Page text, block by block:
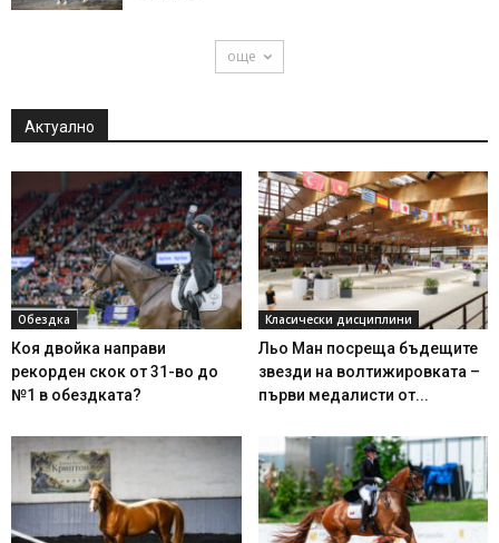
още
Актуално
Обездка
Коя двойка направи
рекорден скок от 31-во до
№1 в обездката?
Класически дисциплини
Льо Ман посреща бъдещите
звезди на волтижировката –
първи медалисти от...